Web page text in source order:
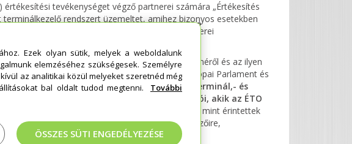
tevékenységet végző partnerei számára „Értékesítés
rendszert üzemeltet, amihez bizonyos esetekben
(a továbbiakban: miniterminál) bocsát partnerei
adatok kezelése tekintetében történő védelméről és az ilyen
hatályon kívül helyezéséről szóló, az Európai Parlament és
GDPR) való megfelelés céljából
a terminál,- és
partnerek, valamint azok munkavállalói, akik az ÉTO
, mint érintettek
az adatkezelés legfontosabb jellemzőire,
Ezek olyan sütik, melyek a weboldalunk
elemzéséhez szükségesek. Személyre
az analitikai közül melyeket szeretnéd még
bal oldalt tudod megtenni.
További
ÖSSZES SÜTI ENGEDÉLYEZÉSE